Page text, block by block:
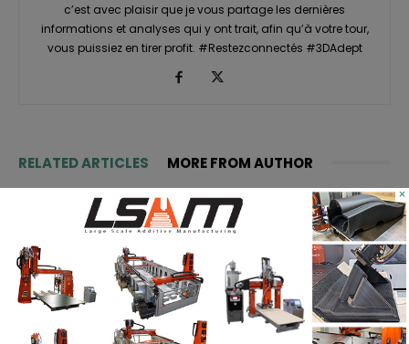
c’est avec plaisir que je vous partage les dernières
informations et analyses qui y ont trait, afin qu’à votre tour,
vous puissiez en tirer profit. #Restezconnectés #3DAdept
RELATED ARTICLES MORE FROM AUTHOR
ASTM prépare un cadre normatif
pour les pièces céramiques
imprimées en 3D
TE Connectivity mise sur
l’impression 3D pour la fabrication
de cathéters
×